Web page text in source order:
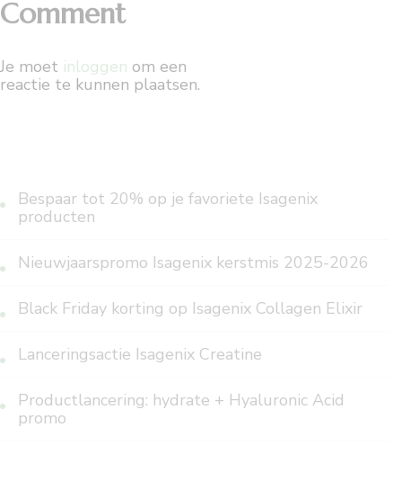
Comment
Je moet inloggen om een
reactie te kunnen plaatsen.
Bespaar tot 20% op je favoriete Isagenix
producten
Nieuwjaarspromo Isagenix kerstmis 2025-2026
Black Friday korting op Isagenix Collagen Elixir
Lanceringsactie Isagenix Creatine
Productlancering: hydrate + Hyaluronic Acid
promo